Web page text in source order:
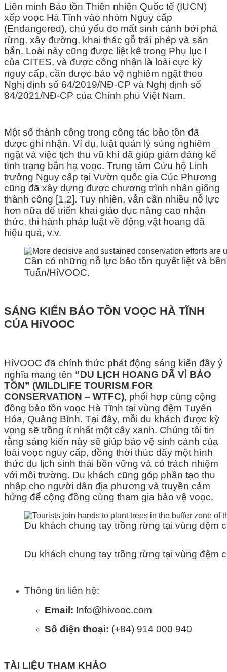
Liên minh Bảo tồn Thiên nhiên Quốc tế (IUCN)
xếp voọc Hà Tĩnh vào nhóm Nguy cấp
(Endangered), chủ yếu do mất sinh cảnh bởi phá
rừng, xây đường, khai thác gỗ trái phép và săn
bắn. Loài này cũng được liệt kê trong Phụ lục I
của CITES, và được công nhận là loài cực kỳ
nguy cấp, cần được bảo vệ nghiêm ngặt theo
Nghị định số 64/2019/NĐ-CP và Nghị định số
84/2021/NĐ-CP của Chính phủ Việt Nam.
Một số thành công trong công tác bảo tồn đã
được ghi nhận. Ví dụ, luật quản lý súng nghiêm
ngặt và việc tịch thu vũ khí đã giúp giảm đáng kể
tình trạng bắn hạ voọc. Trung tâm Cứu hộ Linh
trưởng Nguy cấp tại Vườn quốc gia Cúc Phương
cũng đã xây dựng được chương trình nhân giống
thành công [1,2]. Tuy nhiên, vẫn cần nhiều nỗ lực
hơn nữa để triển khai giáo dục nâng cao nhận
thức, thi hành pháp luật về động vật hoang dã
hiệu quả, v.v.
Cần có những nỗ lực bảo tồn quyết liệt và
Tuấn/HiVOOC.
SÁNG KIẾN BẢO TỒN VOỌC HÀ TĨNH
CỦA HiVOOC
HiVOOC đã chính thức phát động sáng kiến đầy ý
nghĩa mang tên “DU LỊCH HOANG DÃ VÌ BẢO
TỒN” (WILDLIFE TOURISM FOR
CONSERVATION – WTFC), phối hợp cùng cộng
đồng bảo tồn voọc Hà Tĩnh tại vùng đệm Tuyên
Hóa, Quảng Bình. Tại đây, mỗi du khách được kỳ
vọng sẽ trồng ít nhất một cây xanh. Chúng tôi tin
rằng sáng kiến này sẽ giúp bảo vệ sinh cảnh của
loài voọc nguy cấp, đồng thời thúc đẩy một hình
thức du lịch sinh thái bền vững và có trách nhiệm
với môi trường. Du khách cũng góp phần tạo thu
nhập cho người dân địa phương và truyền cảm
hứng để cộng đồng cùng tham gia bảo vệ voọc.
Du khách chung tay trồng rừng tại vùng đệm
Du khách chung tay trồng rừng tại vùng đệm
Thông tin liên hệ:
Email: Info@hivooc.com
Số điện thoại: (+84) 914 000 940
TÀI LIỆU THAM KHẢO